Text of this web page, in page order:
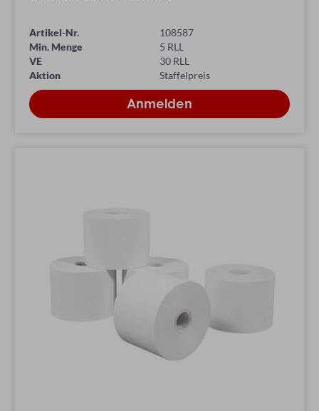
Artikel-Nr.
108587
Min. Menge
5 RLL
VE
30 RLL
Aktion
Staffelpreis